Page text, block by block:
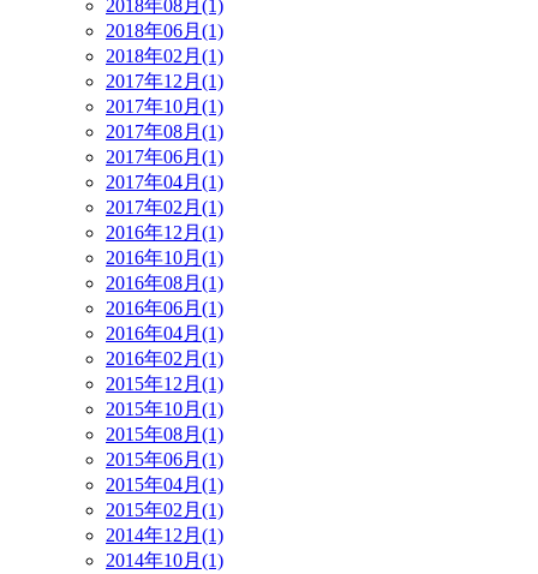
2018年08月(1)
2018年06月(1)
2018年02月(1)
2017年12月(1)
2017年10月(1)
2017年08月(1)
2017年06月(1)
2017年04月(1)
2017年02月(1)
2016年12月(1)
2016年10月(1)
2016年08月(1)
2016年06月(1)
2016年04月(1)
2016年02月(1)
2015年12月(1)
2015年10月(1)
2015年08月(1)
2015年06月(1)
2015年04月(1)
2015年02月(1)
2014年12月(1)
2014年10月(1)